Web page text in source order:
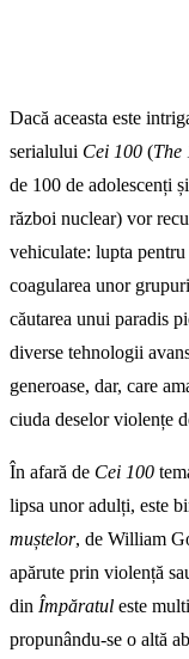
Dacă aceasta este
serialului Cei 100 (The
de 100 de adolescenți
război nuclear) vor
vehiculate: lupta
coagularea unor
căutarea unui paradis
diverse tehnologii
generoase, dar, care
ciuda deselor violențe
În afară de Cei 100
lipsa unor adulți, este
muștelor, de William
apărute prin violență
din Împăratul este
propunându-se o altă